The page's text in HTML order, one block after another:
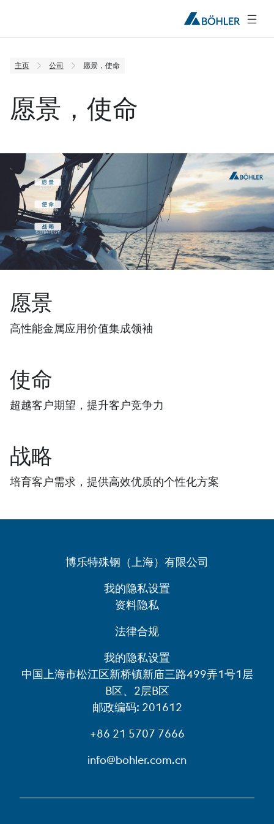
主页 公司 愿景，使命
愿景，使命
愿景
高性能金属应用价值集成领袖
使命
超越客户期望，提升客户竞争力
战略
培育客户需求，提供高效优质的个性化方案
博乐特殊钢（上海）有限公司
我的隐私设置
资料隐私
法律合规
我的隐私设置
中国上海市松江区新桥镇新庙三路499弄1号1层
B区、2层B区
邮政编码: 201612
+86 21 5707 7666
info@bohler.com.cn